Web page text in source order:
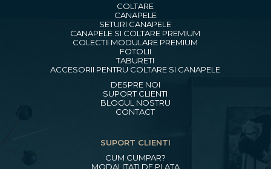
COLTARE
CANAPELE
SETURI CANAPELE
CANAPELE SI COLTARE PREMIUM
COLECTII MODULARE PREMIUM
FOTOLII
TABURETI
ACCESORII PENTRU COLTARE SI CANAPELE
DESPRE NOI
SUPORT CLIENTI
BLOGUL NOSTRU
CONTACT
SUPORT CLIENTI
CUM CUMPAR?
MODALITATI DE PLATA